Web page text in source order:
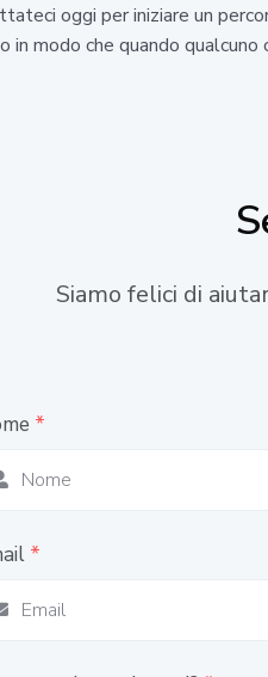
oggi per iniziare un
in modo che quando
Siamo felici di
*
*